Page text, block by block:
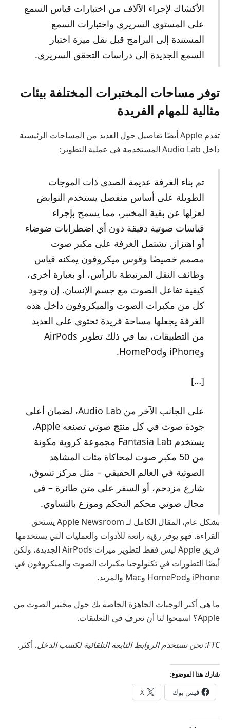
الأكشاك لإجراء الآلاف من اختبارات قياس السمع
على المستوى السريري واختبارات السمع
المستندة إلى البرامج قبل نقل ميزة اختبار
السمع الجديدة إلى دراسات التحقق السريري.
توفر مساحات المختبرات المختلفة بيئات
مثالية للمهام الفريدة
تقدم Apple أيضًا تفاصيل حول العديد من المساحات الرئيسية
داخل Audio Lab المستخدمة في عملية التطوير:
تم بناء الغرفة عديمة الصدى ذات الموجات
الطويلة على أساس منفصل يستخدم النوابض
لعزلها عن بقية المختبر، مما يسمح بإجراء
قياسات صوتية دقيقة دون أي اضطرابات ضوضاء
أو اهتزاز. تشتمل الغرفة على مكبر صوت
مصمم خصيصًا وقوس ميكروفون يمكنه قياس
وظائف النقل المرتبطة بالرأس، أو بعبارة أخرى،
كيفية تفاعل الصوت مع جسم الإنسان. إن وجود
كل من مكبرات الصوت والميكروفون داخل هذه
الغرفة يجعلها مساحة فريدة تحتوي على العديد
من التطبيقات، بما في ذلك تطوير AirPods
وiPhone وHomePod.
[…]
على الجانب الآخر من Audio Lab، لضمان أعلى
جودة صوت في كل منتج صوتي تصنعه Apple،
يستخدم Fantasia Lab مجموعة كروية مكونة
من 50 مكبر صوت لمحاكاة مئات المشاهد
الصوتية في العالم الحقيقي – مثل مركز تسوق،
شارع مزدحم، أو السفر على متن طائرة – في
مجال صوتي محكم التحكم وموزع بالتساوي.
بشكل عام، المقال الكامل لـ Apple Newsroom يستحق
القراءة. فهو يوفر رؤية رائعة للأدوات والعمليات التي يستخدمها
فريق Apple ليس فقط لتطوير ميزات AirPods الجديدة، ولكن
أيضًا التطورات في تكنولوجيا مكبرات الصوت والميكروفون في
iPhone وHomePod وMac والمزيد.
ما هي أكبر الوجبات الجاهزة الخاصة بك حول مختبر الصوت من
Apple؟ اسمحوا لنا أن نعرف في التعليقات.
FTC: نحن نستخدم الروابط التابعة التلقائية لكسب الدخل. أكثر.
شارك هذا الموضوع:
فيس بوك X